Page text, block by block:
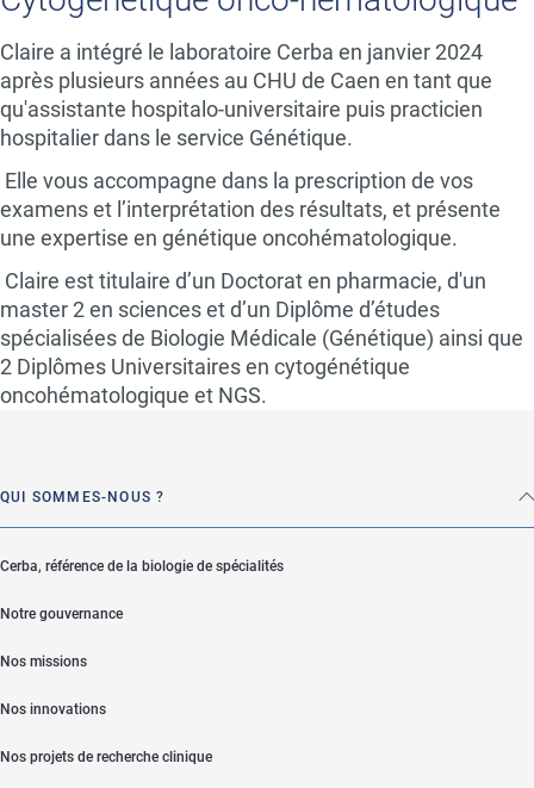
Claire a intégré le laboratoire Cerba en janvier 2024
après plusieurs années au CHU de Caen en tant que
qu'assistante hospitalo-universitaire puis practicien
hospitalier dans le service Génétique.
Elle vous accompagne dans la prescription de vos
examens et l’interprétation des résultats, et présente
une expertise en génétique oncohématologique.
Claire est titulaire d’un Doctorat en pharmacie, d'un
master 2 en sciences et d’un Diplôme d’études
spécialisées de Biologie Médicale (Génétique) ainsi que
2 Diplômes Universitaires en cytogénétique
oncohématologique et NGS.
QUI SOMMES-NOUS ?
Cerba, référence de la biologie de spécialités
Notre gouvernance
Nos missions
Nos innovations
Nos projets de recherche clinique